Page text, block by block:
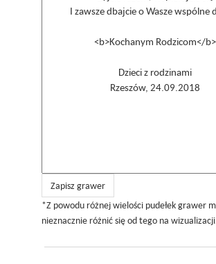
Zapisz grawer
*Z powodu różnej wielości pudełek grawer
nieznacznie różnić się od tego na